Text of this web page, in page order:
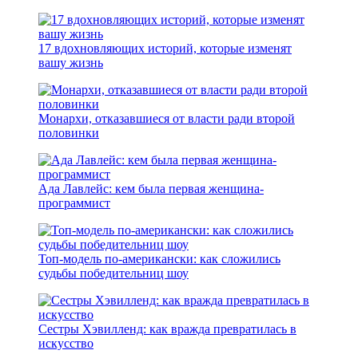
17 вдохновляющих историй, которые изменят
вашу жизнь
Монархи, отказавшиеся от власти ради второй
половинки
Ада Лавлейс: кем была первая женщина-
программист
Топ-модель по-американски: как сложились
судьбы победительниц шоу
Сестры Хэвилленд: как вражда превратилась в
искусство